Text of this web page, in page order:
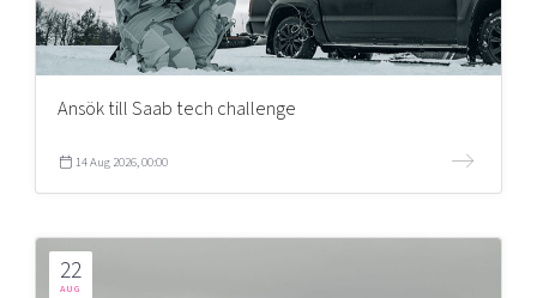
Ansök till Saab tech challenge
14 Aug 2026, 00:00
22
AUG